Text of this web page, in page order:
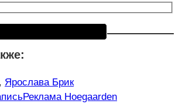
Ярослава Брик
Реклама Hoegaarden